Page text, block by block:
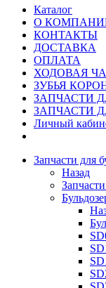
Каталог
О
КОНТАКТЫ
ДОСТАВКА
ОПЛАТА
ХОДОВАЯ
ЗУБЬЯ
ЗАПЧАСТИ
ЗАПЧАСТИ
Личный
Запчасти для
Назад